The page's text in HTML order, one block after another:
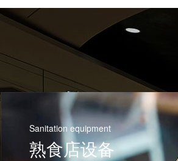
Sanitation equipment
熟食店设备